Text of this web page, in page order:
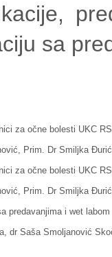
sa
za očne bolesti UKC
Prim. Dr Smiljka Đurić,
za očne bolesti UKC
Prim. Dr Smiljka Đurić,
predavanjima i wet
Saša Smoljanović